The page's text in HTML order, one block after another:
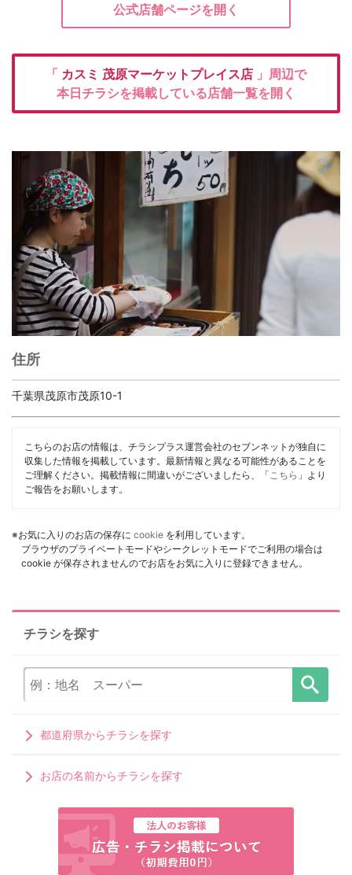
公式店舗ページを開く
「 カスミ 茂原マーケットプレイス店 」周辺で
本日チラシを掲載している店舗一覧を開く
住所
千葉県茂原市茂原10-1
こちらのお店の情報は、チラシプラス運営会社のセブンネットが独自に
収集した情報を掲載しています。最新情報と異なる可能性があることを
ご理解ください。掲載情報に間違いがございましたら、「 こちら 」より
ご報告をお願いします。
※お気に入りのお店の保存に cookie を利用しています。
ブラウザのプライベートモードやシークレットモードでご利用の場合は
cookie が保存されませんのでお店をお気に入りに登録できません。
チラシを探す
都道府県からチラシを探す
お店の名前からチラシを探す